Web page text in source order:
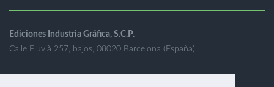
Ediciones Industria Gráfica, S.C.P.
Calle Fluvià 257, bajos, 08020 Barcelona (España)